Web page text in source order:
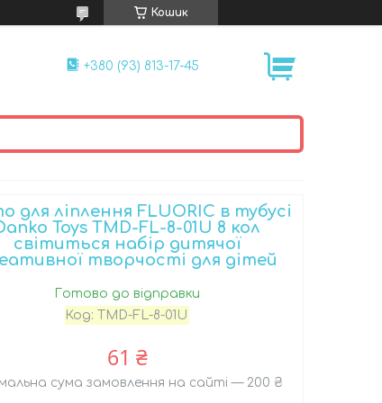
Кошик
+380 (93) 813-17-45
для ліплення FLUORIC в тубусі
Toys TMD-FL-8-01U 8 кол
світиться набір дитячої
творчості для дітей
Готово до відправки
Код:TMD-FL-8-01U
61 ₴
сума замовлення на сайті — 200 ₴